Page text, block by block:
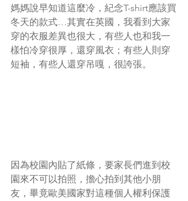
媽媽說早知道這麼冷，紀念T-shirt應該買
冬天的款式…其實在英國，我看到大家
穿的衣服差異也很大，有些人也和我一
樣怕冷穿很厚，還穿風衣；有些人則穿
短袖，有些人還穿吊嘎，很誇張。
因為校園內貼了紙條，要家長們進到校
園來不可以拍照，擔心拍到其他小朋
友，畢竟歐美國家對這種個人權利保護